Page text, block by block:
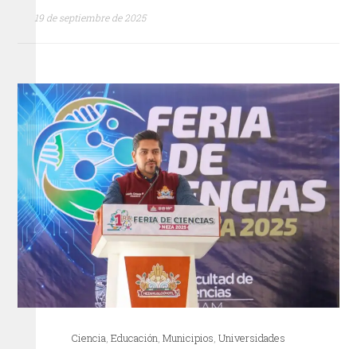
19 de septiembre de 2025
Ciencia,Educación,Municipios,Universidades